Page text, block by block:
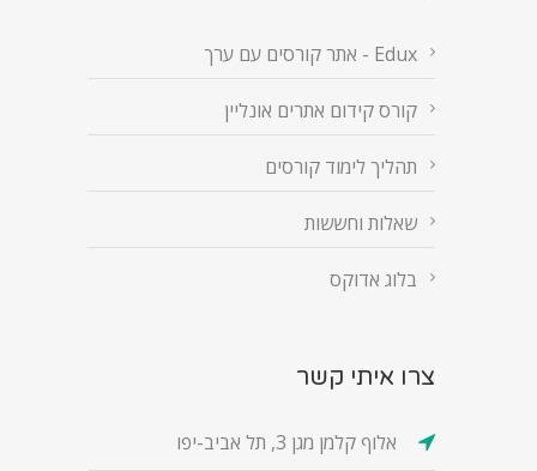
Edux - אתר קורסים עם ערך
קורס קידום אתרים אונליין
תהליך לימוד קורסים
שאלות וחששות
בלוג אדוקס
צרו איתי קשר
אלוף קלמן מגן 3, תל אביב-יפו